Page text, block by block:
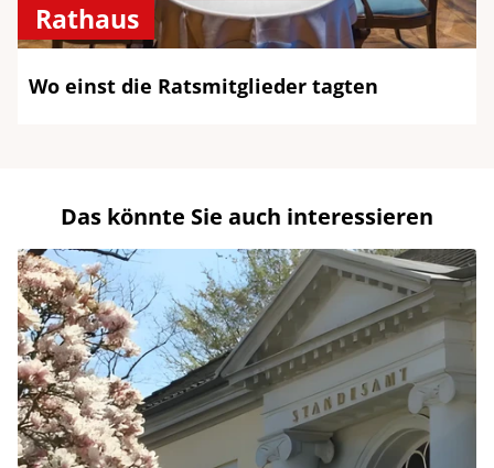
Rathaus
Wo einst die Ratsmitglieder tagten
Das könnte Sie auch interessieren